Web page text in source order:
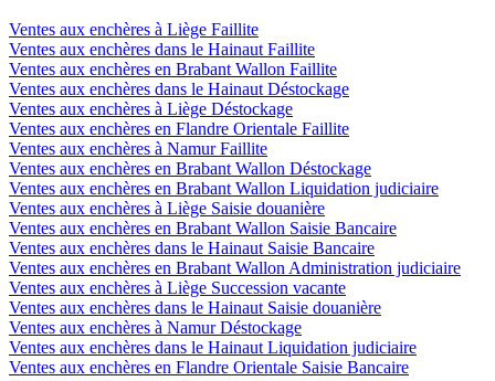
Ventes aux enchères à Liège Faillite
Ventes aux enchères dans le Hainaut Faillite
Ventes aux enchères en Brabant Wallon Faillite
Ventes aux enchères dans le Hainaut Déstockage
Ventes aux enchères à Liège Déstockage
Ventes aux enchères en Flandre Orientale Faillite
Ventes aux enchères à Namur Faillite
Ventes aux enchères en Brabant Wallon Déstockage
Ventes aux enchères en Brabant Wallon Liquidation judiciaire
Ventes aux enchères à Liège Saisie douanière
Ventes aux enchères en Brabant Wallon Saisie Bancaire
Ventes aux enchères dans le Hainaut Saisie Bancaire
Ventes aux enchères en Brabant Wallon Administration judiciaire
Ventes aux enchères à Liège Succession vacante
Ventes aux enchères dans le Hainaut Saisie douanière
Ventes aux enchères à Namur Déstockage
Ventes aux enchères dans le Hainaut Liquidation judiciaire
Ventes aux enchères en Flandre Orientale Saisie Bancaire